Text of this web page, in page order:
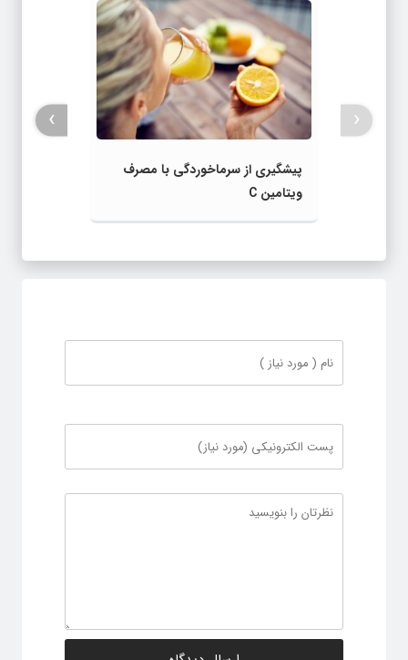
پیشگیری از سرماخوردگی با مصرف
ویتامین C
‹
›